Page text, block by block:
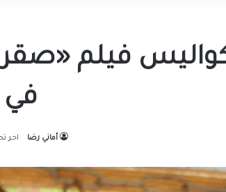
فيلم «صقر
في
أماني رضا اخر تحديث